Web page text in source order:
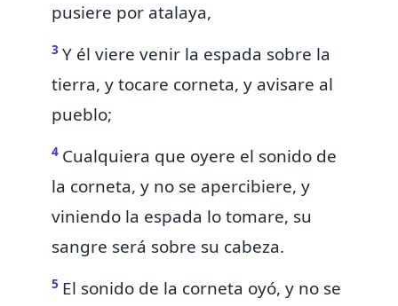
pusiere por atalaya,
3 Y él viere venir la espada sobre la
tierra, y tocare corneta, y avisare al
pueblo;
4 Cualquiera que oyere el sonido de
la corneta, y no se apercibiere, y
viniendo la espada lo tomare, su
sangre será sobre su cabeza.
5 El sonido de la corneta oyó, y no se